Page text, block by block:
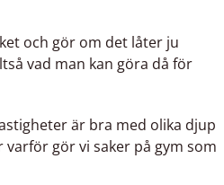
och gör om det låter ju
vad man kan göra då för
är bra med olika djup
varför gör vi saker på gym som